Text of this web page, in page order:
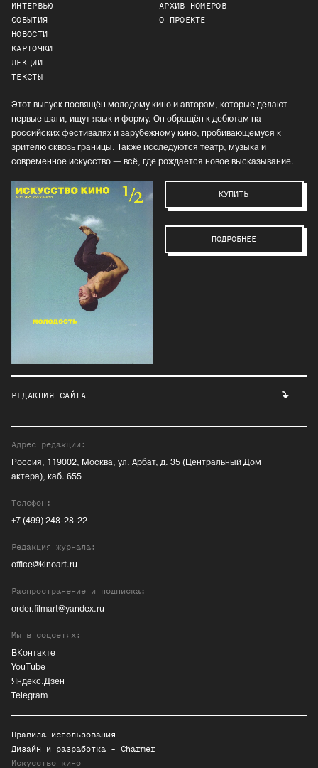
ИНТЕРВЬЮ
СОБЫТИЯ
НОВОСТИ
КАРТОЧКИ
ЛЕКЦИИ
ТЕКСТЫ
АРХИВ НОМЕРОВ
О ПРОЕКТЕ
Этот выпуск посвящён молодому кино и авторам, которые делают
первые шаги, ищут язык и форму. Он обращён к дебютам на
российских фестивалях и зарубежному кино, пробивающемуся к
зрителю сквозь границы. Также исследуются театр, музыка и
современное искусство — всё, где рождается новое высказывание.
КУПИТЬ
ПОДРОБНЕЕ
РЕДАКЦИЯ САЙТА
Адрес редакции:
Россия, 119002, Москва, ул. Арбат, д. 35 (Центральный Дом
актера), каб. 655
Телефон:
+7 (499) 248-28-22
Редакция журнала:
office@kinoart.ru
Распространение и подписка:
order.filmart@yandex.ru
Мы в соцсетях:
ВКонтакте
YouTube
Яндекс.Дзен
Telegram
Правила использования
Дизайн и разработка - Charmer
Искусство кино